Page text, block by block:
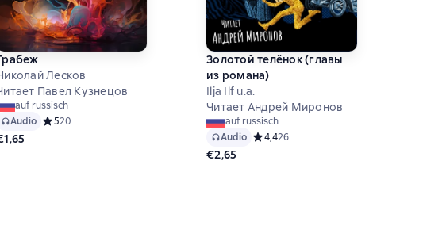
Лесков
Павел Кузнецов
auf russisch
Audio Средний рейтинг 5 на основе 20 оценок
520
Золотой телёнок (главы
из романа)
Ilja Ilf u.a.
Читает Андрей Миронов
auf russisch
Audio Средний рейтинг 4,4 на основе 26
4,426
€2,65